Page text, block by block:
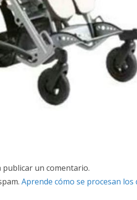
publicar un comentario.
Aprende cómo se procesan